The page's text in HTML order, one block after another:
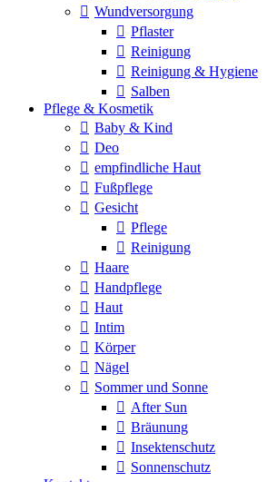
Wundversorgung
Pflaster
Reinigung
Reinigung & Hygiene
Salben
Pflege & Kosmetik
Baby & Kind
Deo
empfindliche Haut
Fußpflege
Gesicht
Pflege
Reinigung
Haare
Handpflege
Haut
Intim
Körper
Nägel
Sommer und Sonne
After Sun
Bräunung
Insektenschutz
Sonnenschutz